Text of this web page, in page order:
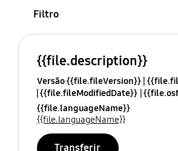
Filtro
{{file.description}}
Versão {{file.fileVersion}}
{{file.fileModifiedDate}}
{{file.languageName}}
{{file.languageName}}
Transferir